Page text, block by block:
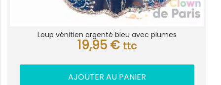
Loup vénitien argenté bleu avec plumes
19,95 € ttc
AJOUTER AU PANIER